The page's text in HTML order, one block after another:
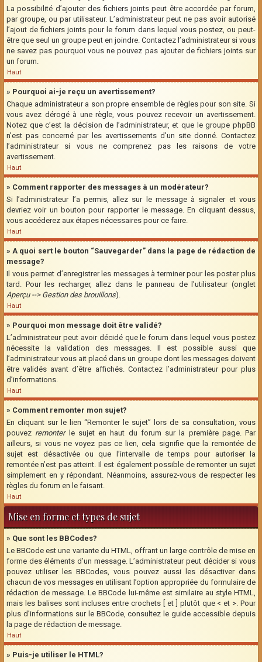
La possibilité d’ajouter des fichiers joints peut être accordée par forum,
par groupe, ou par utilisateur. L’administrateur peut ne pas avoir autorisé
l’ajout de fichiers joints pour le forum dans lequel vous postez, ou peut-
être que seul un groupe peut en joindre. Contactez l’administrateur si vous
ne savez pas pourquoi vous ne pouvez pas ajouter de fichiers joints sur
un forum.
Haut
» Pourquoi ai-je reçu un avertissement?
Chaque administrateur a son propre ensemble de règles pour son site. Si
vous avez dérogé à une règle, vous pouvez recevoir un avertissement.
Notez que c’est la décision de l’administrateur, et que le groupe phpBB
n’est pas concerné par les avertissements d’un site donné. Contactez
l’administrateur si vous ne comprenez pas les raisons de votre
avertissement.
Haut
» Comment rapporter des messages à un modérateur?
Si l’administrateur l’a permis, allez sur le message à signaler et vous
devriez voir un bouton pour rapporter le message. En cliquant dessus,
vous accéderez aux étapes nécessaires pour ce faire.
Haut
» A quoi sert le bouton “Sauvegarder” dans la page de rédaction de
message?
Il vous permet d’enregistrer les messages à terminer pour les poster plus
tard. Pour les recharger, allez dans le panneau de l’utilisateur (onglet
Aperçu --> Gestion des brouillons).
Haut
» Pourquoi mon message doit être validé?
L’administrateur peut avoir décidé que le forum dans lequel vous postez
nécessite la validation des messages. Il est possible aussi que
l’administrateur vous ait placé dans un groupe dont les messages doivent
être validés avant d’être affichés. Contactez l’administrateur pour plus
d’informations.
Haut
» Comment remonter mon sujet?
En cliquant sur le lien “Remonter le sujet” lors de sa consultation, vous
pouvez remonterle sujet en haut du forum sur la première page. Par
ailleurs, si vous ne voyez pas ce lien, cela signifie que la remontée de
sujet est désactivée ou que l’intervalle de temps pour autoriser la
remontée n’est pas atteint. Il est également possible de remonter un sujet
simplement en y répondant. Néanmoins, assurez-vous de respecter les
règles du forum en le faisant.
Haut
Mise en forme et types de sujet
» Que sont les BBCodes?
Le BBCode est une variante du HTML, offrant un large contrôle de mise en
forme des éléments d’un message. L’administrateur peut décider si vous
pouvez utiliser les BBCodes, vous pouvez aussi les désactiver dans
chacun de vos messages en utilisant l’option appropriée du formulaire de
rédaction de message. Le BBCode lui-même est similaire au style HTML,
mais les balises sont incluses entre crochets [ et ] plutôt que < et >. Pour
plus d’informations sur le BBCode, consultez le guide accessible depuis
la page de rédaction de message.
Haut
» Puis-je utiliser le HTML?